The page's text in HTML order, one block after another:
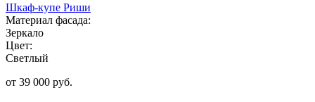
Шкаф-купе Риши
Материал фасада:
Зеркало
Цвет:
Светлый
от 39 000 руб.